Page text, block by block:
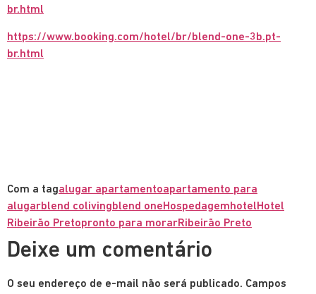
br.html
https://www.booking.com/hotel/br/blend-one-3b.pt-
br.html
Com a tagalugar apartamentoapartamento para
alugarblend colivingblend oneHospedagemhotelHotel
Ribeirão Pretopronto para morarRibeirão Preto
Deixe um comentário
O seu endereço de e-mail não será publicado. Campos